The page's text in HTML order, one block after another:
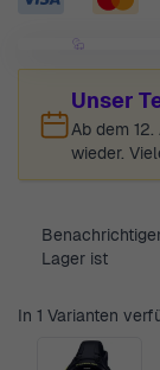
Unser
Ab dem
wieder.
Lager ist
In 1 Varianten